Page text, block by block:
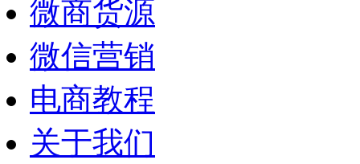
微商货源
微信营销
电商教程
关于我们